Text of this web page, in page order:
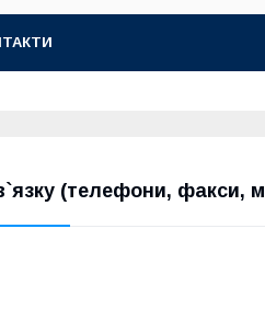
(телефони, факси,